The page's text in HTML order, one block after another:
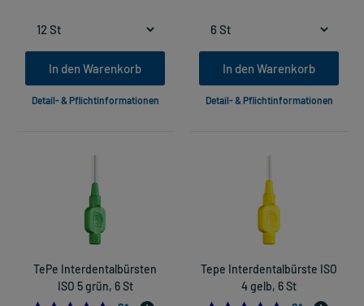
In den Warenkorb
Detail- & Pflichtinformationen
In den Warenkorb
Detail- & Pflichtinformationen
TePe Interdentalbürsten
ISO 5 grün, 6 St
Tepe Interdentalbürste ISO
4 gelb, 6 St